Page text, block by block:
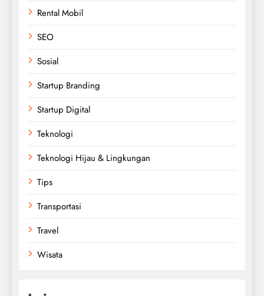
Rental Mobil
SEO
Sosial
Startup Branding
Startup Digital
Teknologi
Teknologi Hijau & Lingkungan
Tips
Transportasi
Travel
Wisata